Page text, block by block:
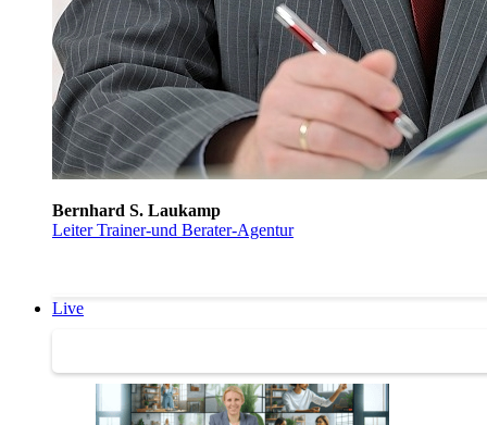
Bernhard S. Laukamp
Leiter Trainer-und Berater-Agentur
Live